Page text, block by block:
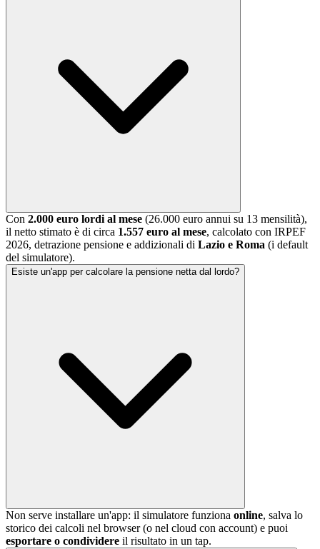
Con 2.000 euro lordi al mese (26.000 euro annui su 13 mensilità),
il netto stimato è di circa 1.557 euro al mese, calcolato con IRPEF
2026, detrazione pensione e addizionali di Lazio e Roma (i default
del simulatore).
Esiste un'app per calcolare la pensione netta dal lordo?
Non serve installare un'app: il simulatore funziona online, salva lo
storico dei calcoli nel browser (o nel cloud con account) e puoi
esportare o condividere il risultato in un tap.